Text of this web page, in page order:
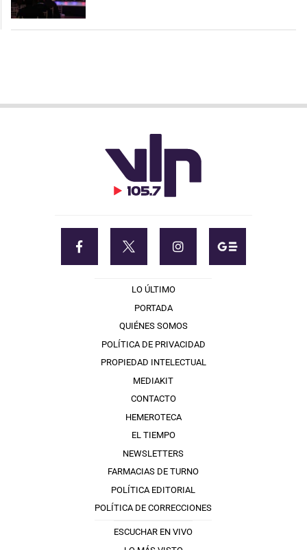
LO ÚLTIMO
PORTADA
QUIÉNES SOMOS
POLÍTICA DE PRIVACIDAD
PROPIEDAD INTELECTUAL
MEDIAKIT
CONTACTO
HEMEROTECA
EL TIEMPO
NEWSLETTERS
FARMACIAS DE TURNO
POLÍTICA EDITORIAL
POLÍTICA DE CORRECCIONES
ESCUCHAR EN VIVO